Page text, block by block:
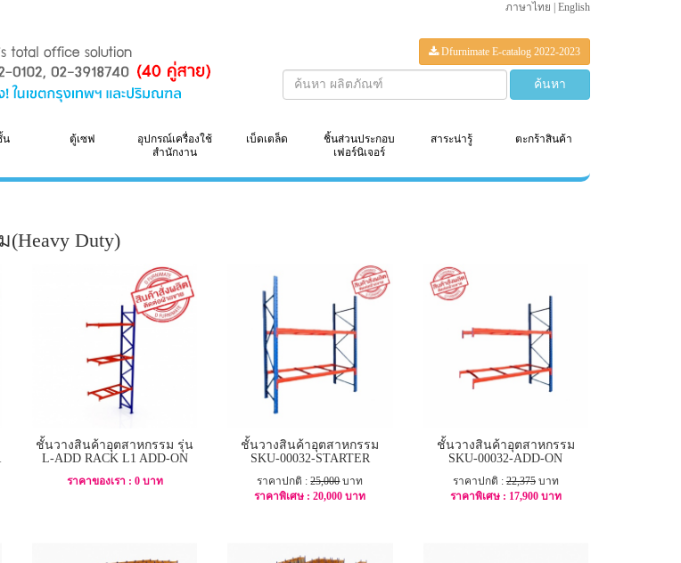
ภาษาไทย English
Dfurnimate E-catalog 2022-2023
น ตู้เซฟ
อุปกรณ์เครื่องใช้
สำนักงาน
เบ็ดเตล็ด
ชิ้นส่วนประกอบ
เฟอร์นิเจอร์
สาระน่ารู้ ตะกร้าสินค้า
Duty)
ชั้นวางสินค้าอุตสาหกรรม รุ่น
L-ADD RACK L1 ADD-ON
ราคาของเรา : 0 บาท
ชั้นวางสินค้าอุตสาหกรรม
SKU-00032-STARTER
ราคาปกติ :25,000บาท
ราคาพิเศษ :20,000 บาท
ชั้นวางสินค้าอุตสาหกรรม
SKU-00032-ADD-ON
ราคาปกติ :22,375บาท
ราคาพิเศษ : 17,900 บาท